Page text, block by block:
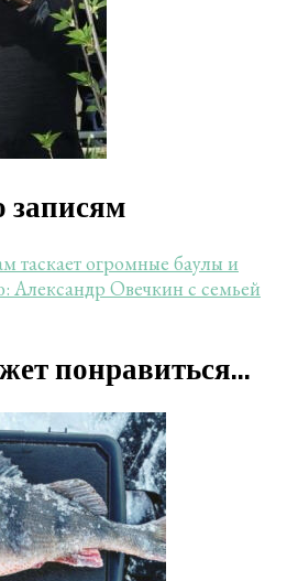
записям
таскает огромные баулы и
Александр Овечкин с семьей
понравиться...